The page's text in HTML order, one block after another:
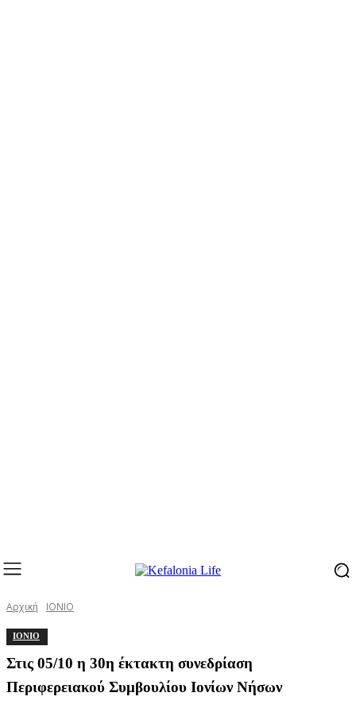
Αρχική ΙΟΝΙΟ
ΙΟΝΙΟ
Στις 05/10 η 30η έκτακτη συνεδρίαση
Περιφερειακού Συμβουλίου Ιονίων Νήσων